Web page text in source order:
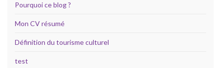
Pourquoi ce blog ?
Mon CV résumé
Définition du tourisme culturel
test